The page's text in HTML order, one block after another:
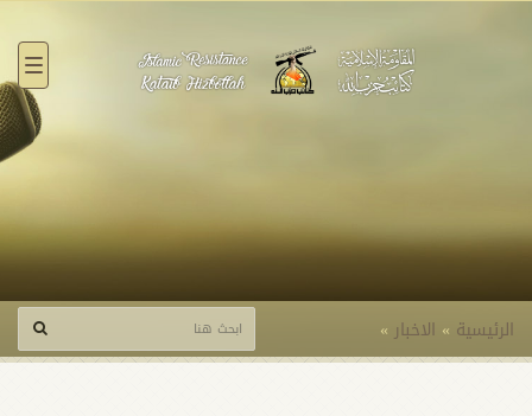
الرئيسية » الاخبار »